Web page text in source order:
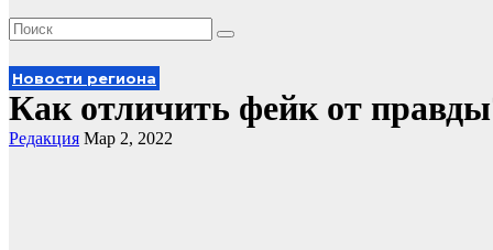
Новости региона
Как отличить фейк от
Редакция Мар 2, 2022